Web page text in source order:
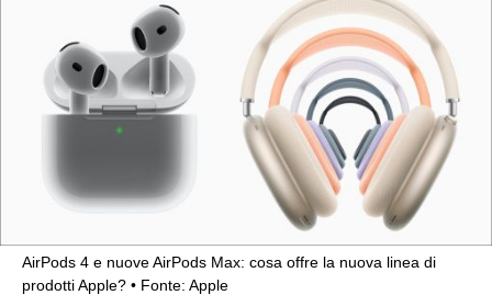
AirPods 4 e nuove AirPods Max: cosa offre la nuova linea di
prodotti Apple?
Fonte: Apple